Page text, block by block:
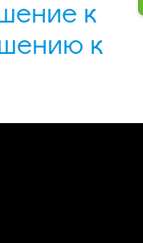
к
к